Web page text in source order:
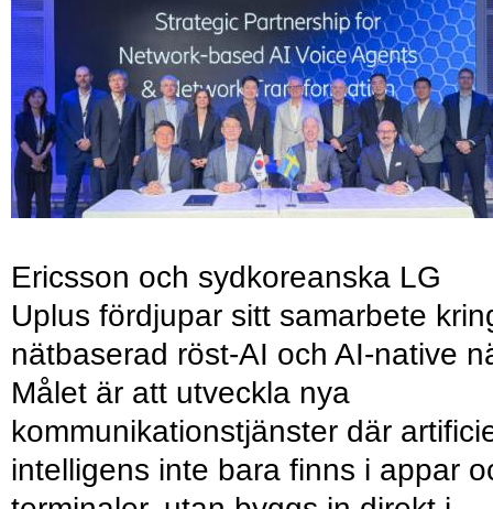
Ericsson och sydkoreanska LG
Uplus fördjupar sitt samarbete
nätbaserad röst-AI och AI-native
Målet är att utveckla nya
kommunikationstjänster där
intelligens inte bara finns i appar